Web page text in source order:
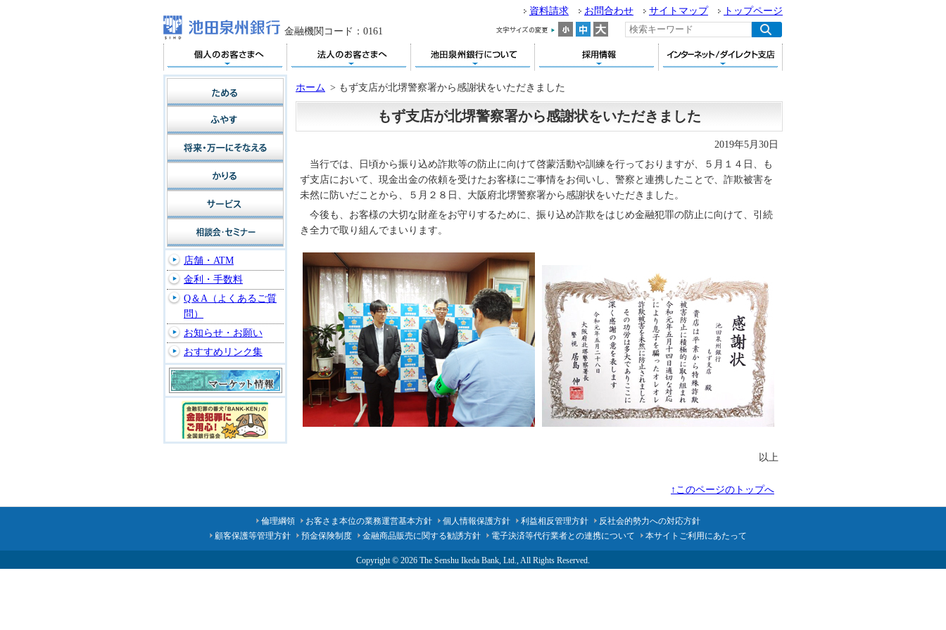
金融機関コード：0161
資料請求 お問合わせ サイトマップ トップページ
ホーム > もず支店が北堺警察署から感謝状をいただきました
もず支店が北堺警察署から感謝状をいただきました
2019年5月30日
当行では、日頃から振り込め詐欺等の防止に向けて啓蒙活動や訓練を行っておりますが、５月１４日、も
ず支店において、現金出金の依頼を受けたお客様にご事情をお伺いし、警察と連携したことで、詐欺被害を
未然に防いだことから、５月２８日、大阪府北堺警察署から感謝状をいただきました。
今後も、お客様の大切な財産をお守りするために、振り込め詐欺をはじめ金融犯罪の防止に向けて、引続
き全力で取り組んでまいります。
以上
↑このページのトップへ
店舗・ATM
金利・手数料
Q＆A（よくあるご質
問）
お知らせ・お願い
おすすめリンク集
倫理綱領 お客さま本位の業務運営基本方針 個人情報保護方針 利益相反管理方針
反社会的勢力への対応方針
顧客保護等管理方針
預金保険制度 金融商品販売に関する勧誘方針 電子決済等代行業者との連携について 本サイトご利用にあたって
Copyright © 2026 The Senshu Ikeda Bank, Ltd., All Rights Reserved.